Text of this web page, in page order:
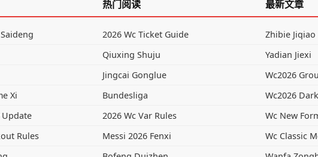
Xi
Update
Rules
热门阅读
2026 Wc Ticket Guide
Qiuxing Shuju
Jingcai Gonglue
Bundesliga
2026 Wc Var Rules
Messi 2026 Fenxi
最新文章
Zhibie Jiqiao
Yadian Jiexi
Wc2026
Wc2026
Wc New
Wc Classic